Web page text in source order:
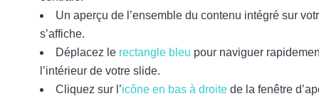
Un aperçu de l’ensemble du contenu intégré sur
s’affiche.
Déplacez le rectangle bleu pour naviguer
l’intérieur de votre slide.
Cliquez sur l’icône en bas à droite de la fenêtre